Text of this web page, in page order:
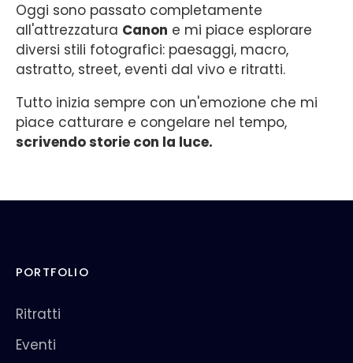
Oggi sono passato completamente
all'attrezzatura Canon e mi piace esplorare
diversi stili fotografici: paesaggi, macro,
astratto, street, eventi dal vivo e ritratti.
Tutto inizia sempre con un'emozione che mi
piace catturare e congelare nel tempo,
scrivendo storie con la luce.
PORTFOLIO
Ritratti
Eventi